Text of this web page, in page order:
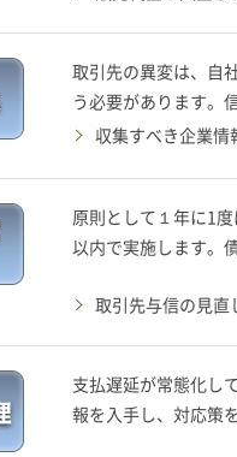
取引先の異変は、自
う必要があります。
収集すべき企業情
原則として１年に1
以内で実施します。
取引先与信の見直
支払遅延が常態化し
報を入手し、対応策